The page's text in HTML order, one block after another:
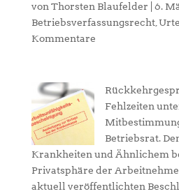
von Thorsten Blaufelder 6.
Betriebsverfassungsrecht,
Kommentare
Fehlzeiten
Betriebsrat.
Krankheiten und Ähnlichem
Privatsphäre der
aktuell veröffentlichten